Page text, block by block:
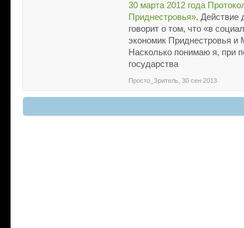
30 марта 2012 года
Приднестровья». Действие
говорит о том, что «в
экономик Приднестровья и
Насколько понимаю я, при
государства
Просто_Зритель 30 сен 2013